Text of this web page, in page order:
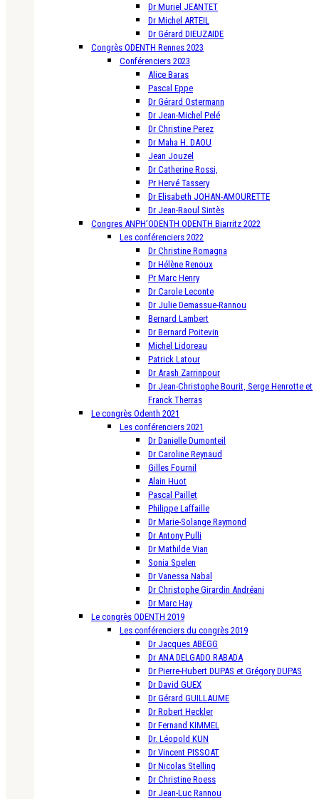
Dr Muriel JEANTET
Dr Michel ARTEIL
Dr Gérard DIEUZAIDE
Congrès ODENTH Rennes 2023
Conférenciers 2023
Alice Baras
Pascal Eppe
Dr Gérard Ostermann
Dr Jean-Michel Pelé
Dr Christine Perez
Dr Maha H. DAOU
Jean Jouzel
Dr Catherine Rossi,
Pr Hervé Tassery
Dr Elisabeth JOHAN-AMOURETTE
Dr Jean-Raoul Sintès
Congres ANPH’ODENTH ODENTH Biarritz 2022
Les conférenciers 2022
Dr Christine Romagna
Dr Hélène Renoux
Pr Marc Henry
Dr Carole Leconte
Dr Julie Demassue-Rannou
Bernard Lambert
Dr Bernard Poitevin
Michel Lidoreau
Patrick Latour
Dr Arash Zarrinpour
Dr Jean-Christophe Bourit, Serge Henrotte et
Franck Therras
Le congrès Odenth 2021
Les conférenciers 2021
Dr Danielle Dumonteil
Dr Caroline Reynaud
Gilles Fournil
Alain Huot
Pascal Paillet
Philippe Laffaille
Dr Marie-Solange Raymond
Dr Antony Pulli
Dr Mathilde Vian
Sonia Spelen
Dr Vanessa Nabal
Dr Christophe Girardin Andréani
Dr Marc Hay
Le congrès ODENTH 2019
Les conférenciers du congrès 2019
Dr Jacques ABEGG
Dr ANA DELGADO RABADA
Dr Pierre-Hubert DUPAS et Grégory DUPAS
Dr David GUEX
Dr Gérard GUILLAUME
Dr Robert Heckler
Dr Fernand KIMMEL
Dr. Léopold KUN
Dr Vincent PISSOAT
Dr Nicolas Stelling
Dr Christine Roess
Dr Jean-Luc Rannou